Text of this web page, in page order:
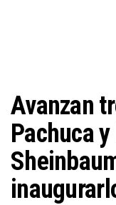
Avanzan
Pachuca